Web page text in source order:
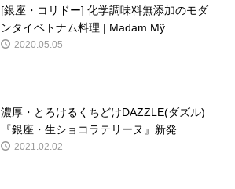
[銀座・コリドー] 化学調味料無添加のモダ
ンタイベトナム料理 | Madam Mỹ...
2020.05.05
濃厚・とろけるくちどけDAZZLE(ダズル)
『銀座・生ショコラテリーヌ』新発...
2021.02.02